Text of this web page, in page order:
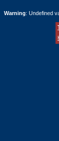
Warning: Undefined